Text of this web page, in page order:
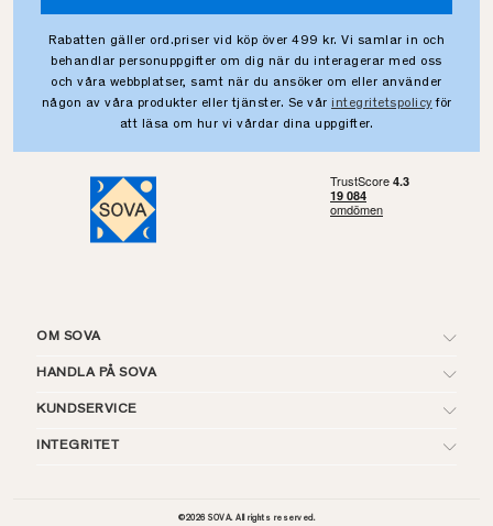
Rabatten gäller ord.priser vid köp över 499 kr. Vi samlar in och
behandlar personuppgifter om dig när du interagerar med oss
och våra webbplatser, samt när du ansöker om eller använder
någon av våra produkter eller tjänster. Se vår integritetspolicy för
att läsa om hur vi vårdar dina uppgifter.
OM SOVA
HANDLA PÅ SOVA
KUNDSERVICE
INTEGRITET
©2026SOVA. All rights reserved.